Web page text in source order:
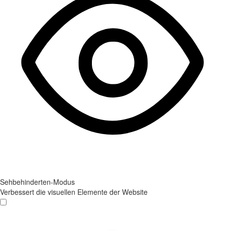
Sehbehinderten-Modus
Verbessert die visuellen Elemente der Website